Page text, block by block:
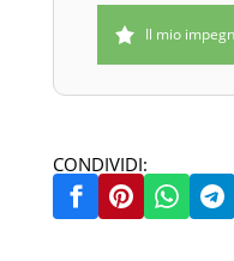
Il mio
CONDIVIDI: